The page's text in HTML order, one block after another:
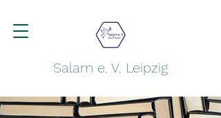
Salam e. V. Leipzig